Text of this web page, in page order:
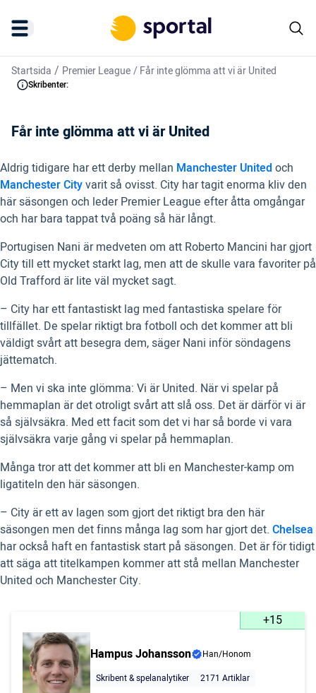
Startsida / Premier League/Får inte glömma att vi är United
Skribenter:
Får inte glömma att vi är United
Aldrig tidigare har ett derby mellan Manchester United och
Manchester Cityvarit så ovisst. City har tagit enorma kliv den
här säsongen och leder Premier League efter åtta omgångar
och har bara tappat två poäng så här långt.
Portugisen Nani är medveten om att Roberto Mancini har gjort
City till ett mycket starkt lag, men att de skulle vara favoriter på
Old Trafford är lite väl mycket sagt.
– City har ett fantastiskt lag med fantastiska spelare för
tillfället. De spelar riktigt bra fotboll och det kommer att bli
väldigt svårt att besegra dem, säger Nani inför söndagens
jättematch.
– Men vi ska inte glömma: Vi är United. När vi spelar på
hemmaplan är det otroligt svårt att slå oss. Det är därför vi är
så självsäkra. Med ett facit som det vi har så borde vi vara
självsäkra varje gång vi spelar på hemmaplan.
Många tror att det kommer att bli en Manchester-kamp om
ligatiteln den här säsongen.
– City är ett av lagen som gjort det riktigt bra den här
säsongen men det finns många lag som har gjort det. Chelsea
har också haft en fantastisk start på säsongen. Det är för tidigt
att säga att titelkampen kommer att stå mellan Manchester
United och Manchester City.
+15
Hampus Johansson
Han/Honom
Skribent & spelanalytiker
2171 Artiklar